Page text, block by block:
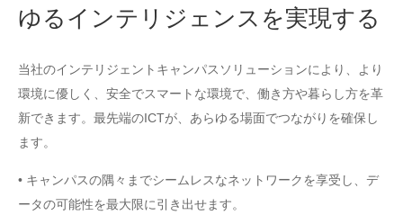
ゆるインテリジェンスを実現する
当社のインテリジェントキャンパスソリューションにより、より
環境に優しく、安全でスマートな環境で、働き方や暮らし方を革
新できます。最先端のICTが、あらゆる場面でつながりを確保し
ます。
• キャンパスの隅々までシームレスなネットワークを享受し、デ
ータの可能性を最大限に引き出せます。